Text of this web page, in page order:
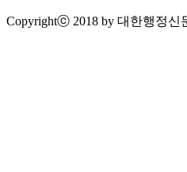
Copyrightⓒ 2018 by 대한행정신